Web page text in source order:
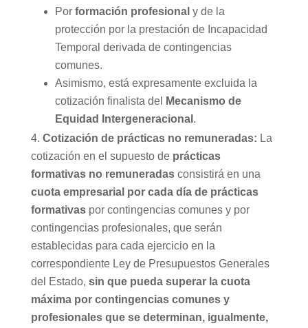
Por formación profesional y de la
protección por la prestación de Incapacidad
Temporal derivada de contingencias
comunes.
Asimismo, está expresamente excluida la
cotización finalista del
Mecanismo de
Equidad Intergeneracional .
Cotización de prácticas no remuneradas: La
cotización en el supuesto de prácticas
formativas no remuneradasconsistirá en una
cuota empresarial por cada día de prácticas
formativaspor contingencias comunes y por
contingencias profesionales, que serán
establecidas para cada ejercicio en la
correspondiente Ley de Presupuestos Generales
del Estado, sin que pueda superar la cuota
máxima por contingencias comunes y
profesionales que se determinan, igualmente,